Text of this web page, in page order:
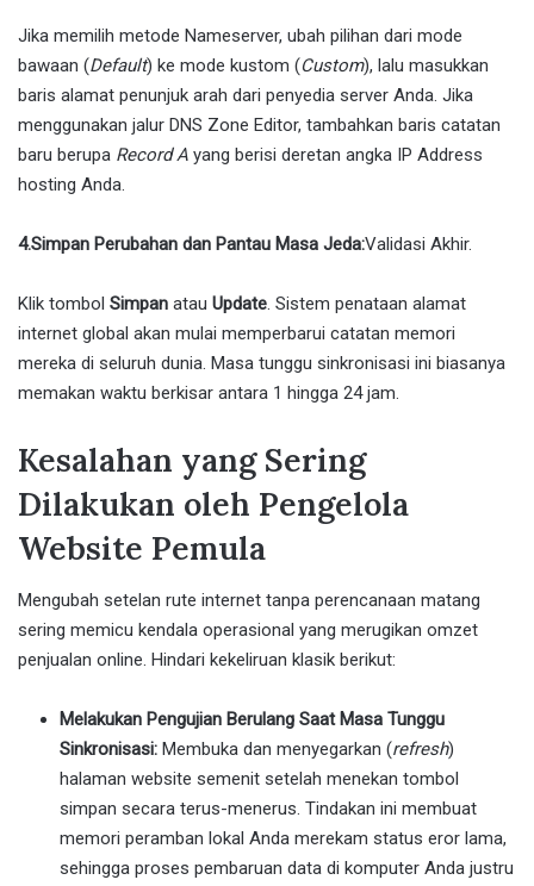
Jika memilih metode Nameserver, ubah pilihan dari mode
bawaan (Default) ke mode kustom (Custom), lalu masukkan
baris alamat penunjuk arah dari penyedia server Anda. Jika
menggunakan jalur DNS Zone Editor, tambahkan baris catatan
baru berupa Record A yang berisi deretan angka IP Address
hosting Anda.
4.Simpan Perubahan dan Pantau Masa Jeda:Validasi Akhir.
Klik tombol Simpan atau Update. Sistem penataan alamat
internet global akan mulai memperbarui catatan memori
mereka di seluruh dunia. Masa tunggu sinkronisasi ini biasanya
memakan waktu berkisar antara 1 hingga 24 jam.
Kesalahan yang Sering
Dilakukan oleh Pengelola
Website Pemula
Mengubah setelan rute internet tanpa perencanaan matang
sering memicu kendala operasional yang merugikan omzet
penjualan online. Hindari kekeliruan klasik berikut:
Melakukan Pengujian Berulang Saat Masa Tunggu
Sinkronisasi: Membuka dan menyegarkan (refresh)
halaman website semenit setelah menekan tombol
simpan secara terus-menerus. Tindakan ini membuat
memori peramban lokal Anda merekam status eror lama,
sehingga proses pembaruan data di komputer Anda justru